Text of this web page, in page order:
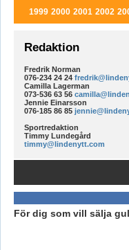
1999 2000 2001 2002
Redaktion
Fredrik Norman
076-234 24 24
Camilla Lagerman
073-536 63 56
Jennie Einarsson
076-185 86 85
Sportredaktion
Timmy Lundegård
timmy@lindenytt.com
För dig som vill sälja